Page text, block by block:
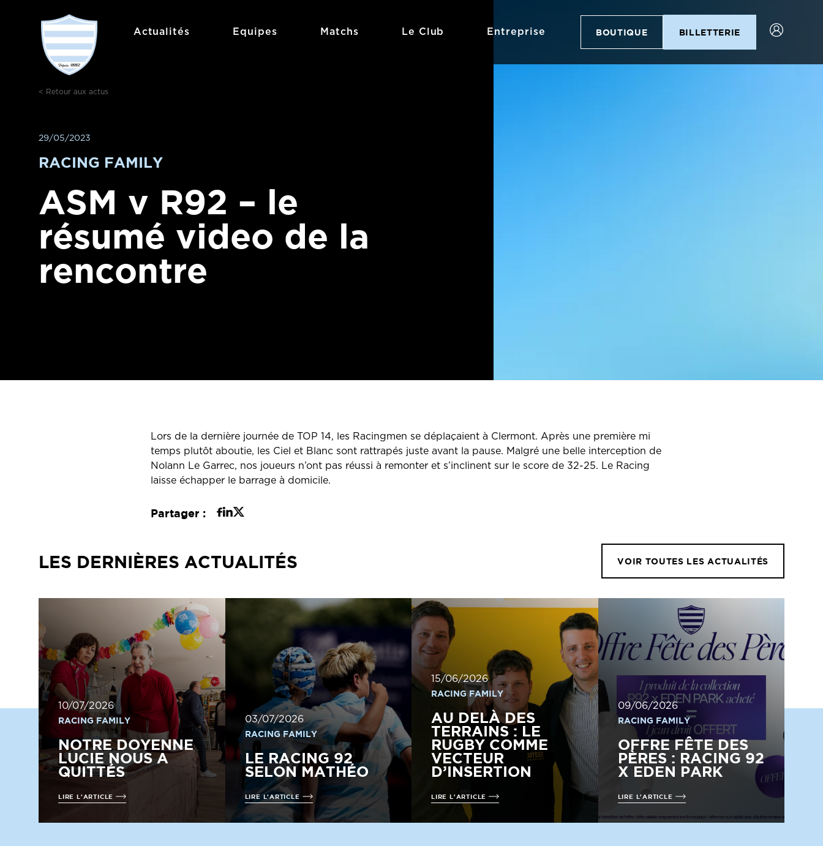
Actualités Equipes Matchs Le Club Entreprise BOUTIQUE BILLETTERIE
< Retour aux actus
29/05/2023
RACING FAMILY
ASM v R92 – le
résumé video de la
rencontre
Lors de la dernière journée de TOP 14, les Racingmen se déplaçaient à Clermont. Après une première mi
temps plutôt aboutie, les Ciel et Blanc sont rattrapés juste avant la pause. Malgré une belle interception de
Nolann Le Garrec, nos joueurs n’ont pas réussi à remonter et s’inclinent sur le score de 32-25. Le Racing
laisse échapper le barrage à domicile.
Partager :
LES DERNIÈRES ACTUALITÉS VOIR TOUTES LES ACTUALITÉS
10/07/2026
RACING FAMILY
NOTRE DOYENNE
LUCIE NOUS A
QUITTÉS
LIRE L'ARTICLE
03/07/2026
RACING FAMILY
LE RACING 92
SELON MATHÉO
LIRE L'ARTICLE
15/06/2026
RACING FAMILY
AU DELÀ DES
TERRAINS : LE
RUGBY COMME
VECTEUR
D’INSERTION
LIRE L'ARTICLE
09/06/2026
RACING FAMILY
OFFRE FÊTE DES
PÈRES : RACING 92
X EDEN PARK
LIRE L'ARTICLE